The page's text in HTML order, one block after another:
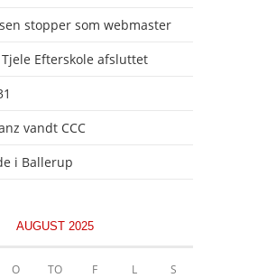
stopper som webmaster
Efterskole afsluttet
vandt CCC
i Ballerup
AUGUST 2025
O TO F L S